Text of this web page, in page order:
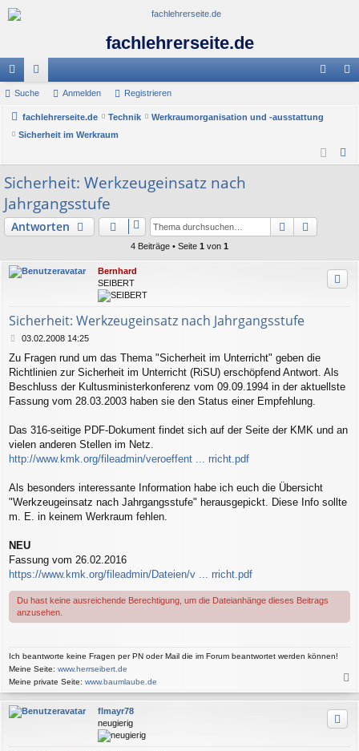
fachlehrerseite.de
ch
ne
ug
riff
or
en m
de re
Suche Anmelden Registrieren
fachlehrerseite.de Technik
Werkraumorganisation und -ausstattung
Sicherheit im Werkraum
Sicherheit: Werkzeugeinsatz nach
Jahrgangsstufe
Antworten Suche
4 Beiträge • Seite 1 von 1
Bernhard
SEIBERT
Sicherheit: Werkzeugeinsatz nach Jahrgangsstufe
B
i
t
r
a
03.02.2008 14:25
Zu Fragen rund um das Thema "Sicherheit im Unterricht" geben die
Richtlinien zur Sicherheit im Unterricht (RiSU) erschöpfend Antwort. Als
Beschluss der Kultusministerkonferenz vom 09.09.1994 in der aktuellste
Fassung vom 28.03.2003 haben sie den Status einer Empfehlung.
Das 316-seitige PDF-Dokument findet sich auf der Seite der KMK und an
vielen anderen Stellen im Netz.
http://www.kmk.org/fileadmin/veroeffent ... rricht.pdf
Als besonders interessante Information habe ich euch die Übersicht
"Werkzeugeinsatz nach Jahrgangsstufe" herausgepickt. Diese Info sollte
m. E. in keinem Werkraum fehlen.
NEU
Fassung vom 26.02.2016
https://www.kmk.org/fileadmin/Dateien/v ... rricht.pdf
Du hast keine ausreichende Berechtigung, um die Dateianhänge dieses Beitrags
anzusehen.
Ich beantworte keine Fragen per PN oder Mail die im Forum beantwortet werden können!
Meine Seite: www.herrseibert.de
Meine private Seite: www.baumlaube.de
a
c
flmayr78
neugierig